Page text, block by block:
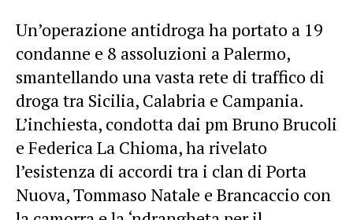
Un’operazione antidroga ha portato a 19
condanne e 8 assoluzioni a Palermo,
smantellando una vasta rete di traffico di
droga tra Sicilia, Calabria e Campania.
L’inchiesta, condotta dai pm Bruno Brucoli
e Federica La Chioma, ha rivelato
l’esistenza di accordi tra i clan di Porta
Nuova, Tommaso Natale e Brancaccio con